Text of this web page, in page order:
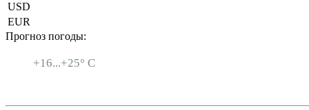
USD
EUR
Прогноз погоды:
+16...+25° C